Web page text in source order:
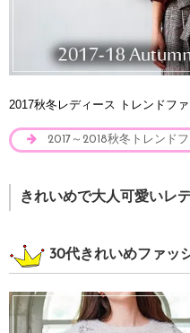
2017秋冬レディース トレンドフ
2017～2018秋冬トレンド
きれいめで大人可愛いレ
30代きれいめファッ